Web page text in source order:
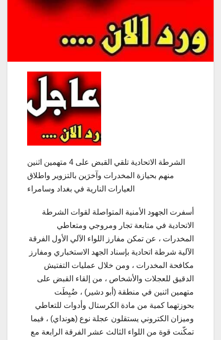
الشرطة الاتحادية تلقي القبض على 4 متهمين اثنين
منهم بحيازة المخدرات وآخرَين بالتزوير واطلاق
العيارات النارية في بغداد وسامراء
أسفرت الجهود الأمنية المتواصلة لقوات الشرطة
الاتحادية في متابعة تجار ومروجي ومتعاطي
المخدرات ، عن تمكن مفارز اللواء الآلي الأول الفرقة
الآلية شرطة اتحادية بإسناد الجهد الاستخباري ومفارز
مكافحة المخدرات ، ومن خلال عمليات التفتيش
الدقيق للعجلات والأشخاص ، من إلقاء القبض على
متهمين اثنين في منطقة (أبو دشير) ، ضُبِطَت
بحوزتهما كمية من مادة الكرستال وأدوات للتعاطي
وميزان الكتروني يستقلون عجلة نوع (هونداي) ، فيما
تمكّنت قوة من اللواء الثالث عشر الفرقة الرابعة مع